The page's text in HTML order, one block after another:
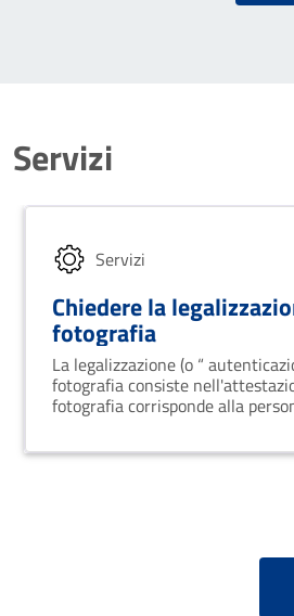
Servizi
Servizi
Chiedere la
fotografia
La legalizzazione (o “
fotografia consiste
fotografia corrisponde alla